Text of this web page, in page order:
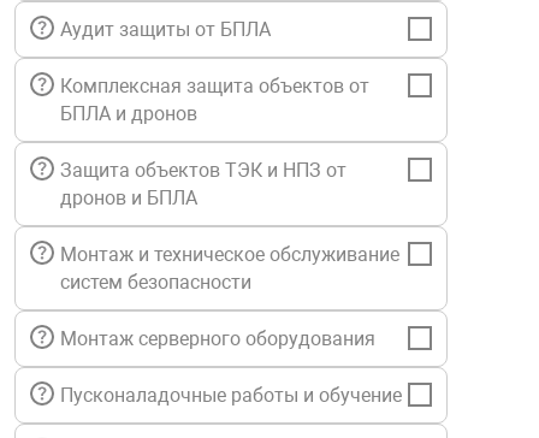
установки
оборудование
управления
Шкафы
Щиты
Аудит защиты от БПЛА
Комплексная защита объектов от
БПЛА и дронов
Защита объектов ТЭК и НПЗ от
дронов и БПЛА
Монтаж и техническое обслуживание
систем безопасности
Монтаж серверного оборудования
Пусконаладочные работы и обучение